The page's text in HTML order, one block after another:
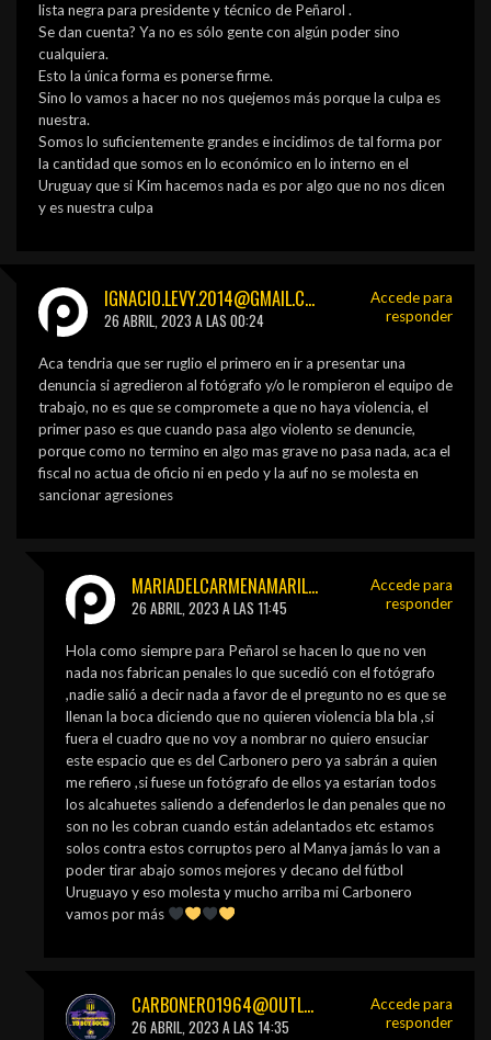
lista negra para presidente y técnico de Peñarol .
Se dan cuenta? Ya no es sólo gente con algún poder sino
cualquiera.
Esto la única forma es ponerse firme.
Sino lo vamos a hacer no nos quejemos más porque la culpa es
nuestra.
Somos lo suficientemente grandes e incidimos de tal forma por
la cantidad que somos en lo económico en lo interno en el
Uruguay que si Kim hacemos nada es por algo que no nos dicen
y es nuestra culpa
IGNACIO.LEVY.2014@GMAIL.COM
26 ABRIL, 2023 A LAS 00:24
Aca tendria que ser ruglio el primero en ir a presentar una
denuncia si agredieron al fotógrafo y/o le rompieron el equipo de
trabajo, no es que se compromete a que no haya violencia, el
primer paso es que cuando pasa algo violento se denuncie,
porque como no termino en algo mas grave no pasa nada, aca el
fiscal no actua de oficio ni en pedo y la auf no se molesta en
sancionar agresiones
Accede para
responder
MARIADELCARMENAMARILLOGALO@GMAIL.COM
26 ABRIL, 2023 A LAS 11:45
Hola como siempre para Peñarol se hacen lo que no ven
nada nos fabrican penales lo que sucedió con el fotógrafo
,nadie salió a decir nada a favor de el pregunto no es que se
llenan la boca diciendo que no quieren violencia bla bla ,si
fuera el cuadro que no voy a nombrar no quiero ensuciar
este espacio que es del Carbonero pero ya sabrán a quien
me refiero ,si fuese un fotógrafo de ellos ya estarían todos
los alcahuetes saliendo a defenderlos le dan penales que no
son no les cobran cuando están adelantados etc estamos
solos contra estos corruptos pero al Manya jamás lo van a
poder tirar abajo somos mejores y decano del fútbol
Uruguayo y eso molesta y mucho arriba mi Carbonero
vamos por más
Accede para
responder
CARBONERO1964@OUTLOOK.COM
26 ABRIL, 2023 A LAS 14:35
Accede para
responder